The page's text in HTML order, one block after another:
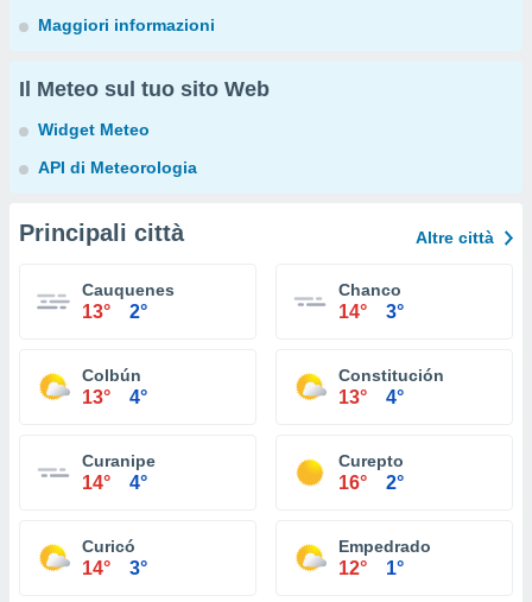
Maggiori informazioni
Il Meteo sul tuo sito Web
Widget Meteo
API di Meteorologia
Principali città Altre città
Cauquenes
13° 2°
Chanco
14° 3°
Colbún
13° 4°
Constitución
13° 4°
Curanipe
14° 4°
Curepto
16° 2°
Curicó
14° 3°
Empedrado
12° 1°